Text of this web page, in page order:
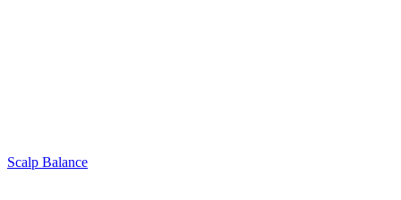
Scalp Balance